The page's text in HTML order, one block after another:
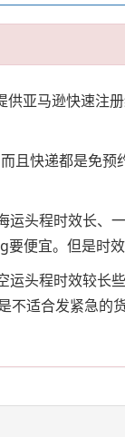
亚马逊快速注
快递都是免
头程时效长
便宜。但是时效
头程时效较
适合发紧急的货